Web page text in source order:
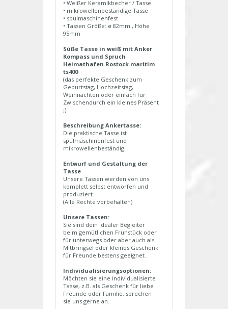
• Weißer Keramikbecher / Tasse
• mikrowellenbeständige Tasse
• spülmaschinenfest
• Tassen Größe: ø 82mm , Höhe
95mm
Süße Tasse in weiß mit Anker
Kompass und Spruch
Heimathafen Rostock maritim
ts400
(das perfekte Geschenk zum
Geburtstag, Hochzeitstag,
Weihnachten oder einfach für
Zwischendurch ein kleines Präsent
;)
Beschreibung Ankertasse:
Die praktische Tasse ist
spülmaschinenfest und
mikrowellenbeständig.
Entwurf und Gestaltung der
Tasse
Unsere Tassen werden von uns
komplett selbst entworfen und
produziert.
(Alle Rechte vorbehalten)
Unsere Tassen:
Sie sind dein idealer Begleiter
beim gemütlichen Frühstück oder
für unterwegs oder aber auch als
Mitbringsel oder kleines Geschenk
für Freunde bestens geeignet.
Individualisierungsoptionen:
Möchten sie eine individualisierte
Tasse, z.B. als Geschenk für liebe
Freunde oder Familie, sprechen
sie uns gerne an.